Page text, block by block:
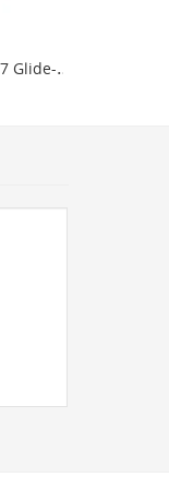
U
rban Decay 24/7 Glide-On-Eye dermatograf persistent rezistent la apa culoare Smoke 1.2 g